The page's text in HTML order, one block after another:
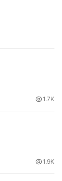
1.7K
1.9K